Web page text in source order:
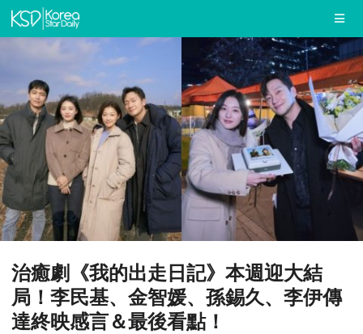
治癒劇《我的出走日記》本週迎大結
局！李民基、金智媛、孫錫久、李伊傳
達終映感言＆最後看點！